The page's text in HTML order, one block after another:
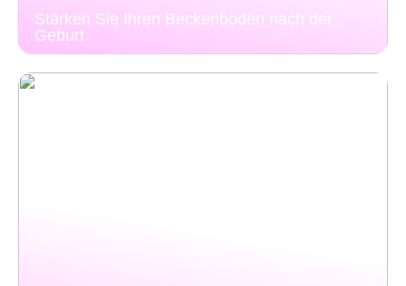
Stärken Sie Ihren Beckenboden nach der
Geburt